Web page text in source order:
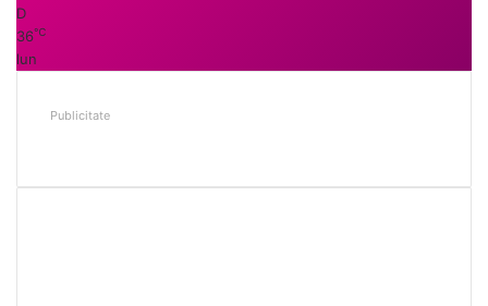
D
36℃
lun
Publicitate